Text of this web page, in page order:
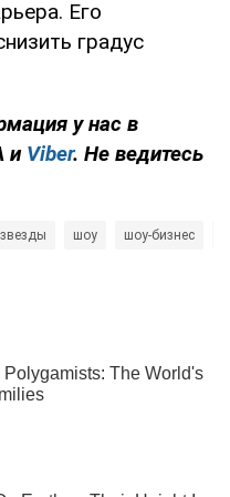
Его
градус
у нас в
и Viber. Не ведитесь
звезды шоу шоу-бизнес